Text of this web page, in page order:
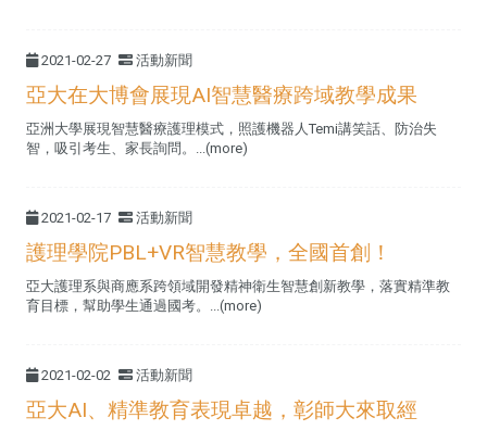
2021-02-27 活動新聞
亞大在大博會展現AI智慧醫療跨域教學成果
亞洲大學展現智慧醫療護理模式，照護機器人Temi講笑話、防治失
智，吸引考生、家長詢問。...(more)
2021-02-17 活動新聞
護理學院PBL+VR智慧教學，全國首創！
亞大護理系與商應系跨領域開發精神衛生智慧創新教學，落實精準教
育目標，幫助學生通過國考。...(more)
2021-02-02 活動新聞
亞大AI、精準教育表現卓越，彰師大來取經